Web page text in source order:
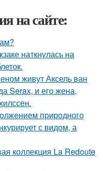
на сайте:
наткнулась на
живут Аксель ван
Serax, и его жена,
природного
с видом, а
коллекция La Redoute